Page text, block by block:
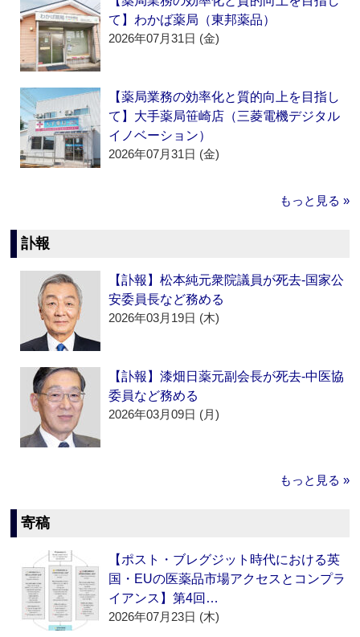
て】わかば薬局（東邦薬品）
2026年07月31日 (金)
【薬局業務の効率化と質的向上を目指し
て】大手薬局笹崎店（三菱電機デジタル
イノベーション）
2026年07月31日 (金)
もっと見る »
訃報
【訃報】松本純元衆院議員が死去‐国家公
安委員長など務める
2026年03月19日 (木)
【訃報】漆畑日薬元副会長が死去‐中医協
委員など務める
2026年03月09日 (月)
もっと見る »
寄稿
【ポスト・ブレグジット時代における英
国・EUの医薬品市場アクセスとコンプラ
イアンス】第4回…
2026年07月23日 (木)